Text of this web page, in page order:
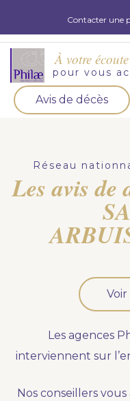
Contacter une
À votre
pour vous
Avis de décès
d'obsèques, nos
dans les meilleurs
Demander un
Vous souhaitez
vos proches pour
Nous vous
Demander un
Nos produits en
Réseau
Les avis de
Voir
Les agences
interviennent sur
Nos conseillers